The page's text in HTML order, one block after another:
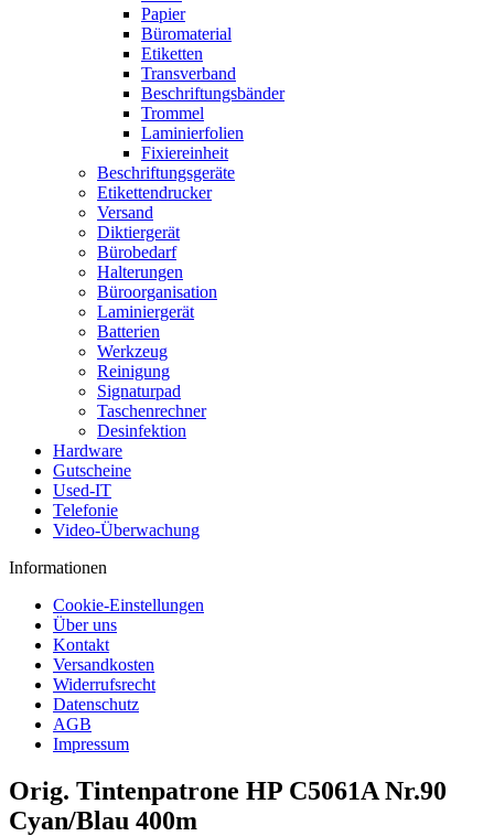
Papier
Büromaterial
Etiketten
Transverband
Beschriftungsbänder
Trommel
Laminierfolien
Fixiereinheit
Beschriftungsgeräte
Etikettendrucker
Versand
Diktiergerät
Bürobedarf
Halterungen
Büroorganisation
Laminiergerät
Batterien
Werkzeug
Reinigung
Signaturpad
Taschenrechner
Desinfektion
Hardware
Gutscheine
Used-IT
Telefonie
Video-Überwachung
Informationen
Cookie-Einstellungen
Über uns
Kontakt
Versandkosten
Widerrufsrecht
Datenschutz
AGB
Impressum
Orig. Tintenpatrone HP C5061A Nr.90
Cyan/Blau 400m